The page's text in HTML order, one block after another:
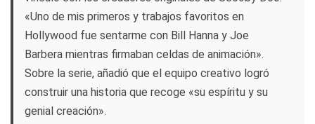
«Uno de mis primeros y trabajos favoritos en
Hollywood fue sentarme con Bill Hanna y Joe
Barbera mientras firmaban celdas de animación».
Sobre la serie, añadió que el equipo creativo logró
construir una historia que recoge «su espíritu y su
genial creación».